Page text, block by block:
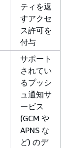
ティを返
すアクセ
ス許可を
付与
サポート
されてい
るプッシ
ュ通知サ
ービス
(GCM や
APNS な
ど) のデ